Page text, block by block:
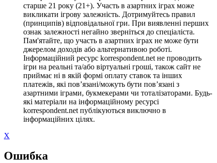
старше 21 року (21+). Участь в азартних іграх може
викликати ігрову залежність. Дотримуйтесь правил
(принципів) відповідальної гри. При виявленні перших
ознак залежності негайно зверніться до спеціаліста.
Пам'ятайте, що участь в азартних іграх не може бути
джерелом доходів або альтернативою роботі.
Інформаційний ресурс korrespondent.net не проводить
ігри на реальні та/або віртуальні гроші, також сайт не
приймає ні в якій формі оплату ставок та інших
платежів, які пов’язані/можуть бути пов’язані з
азартними іграми, букмекерами чи тоталізаторами. Будь-
які матеріали на інформаційному ресурсі
korrespondent.net публікуються виключно в
інформаційних цілях.
X
Ошибка